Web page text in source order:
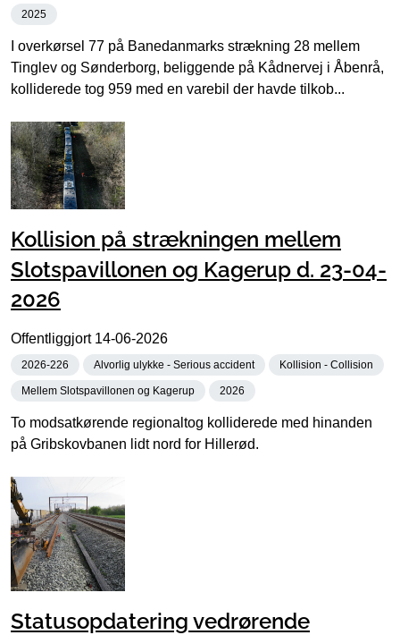
2025
I overkørsel 77 på Banedanmarks strækning 28 mellem
Tinglev og Sønderborg, beliggende på Kådnervej i Åbenrå,
kolliderede tog 959 med en varebil der havde tilkob...
Kollision på strækningen mellem
Slotspavillonen og Kagerup d. 23-04-
2026
Offentliggjort 14-06-2026
2026-226 Alvorlig ulykke - Serious accident Kollision - Collision
Mellem Slotspavillonen og Kagerup 2026
To modsatkørende regionaltog kolliderede med hinanden
på Gribskovbanen lidt nord for Hillerød.
Statusopdatering vedrørende